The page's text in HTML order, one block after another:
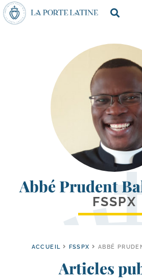
Abbé Prudent
FSSPX
ACCUEIL FSSPX ABBÉ
Articles